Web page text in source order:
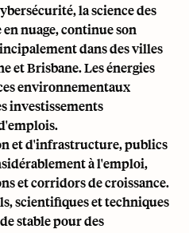
la science des
nuage, continue son
dans des villes
et Brisbane. Les énergies
environnementaux
investissements
et d'infrastructure, publics
à l'emploi,
et corridors de croissance.
scientifiques et techniques
stable pour des